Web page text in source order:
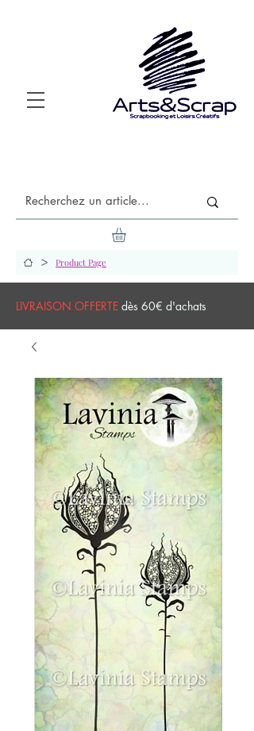
> Product Page
LIVRAISON OFFERTE dès 60€ d'achats